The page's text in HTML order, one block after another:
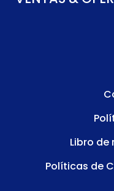
Libro de
Políticas de